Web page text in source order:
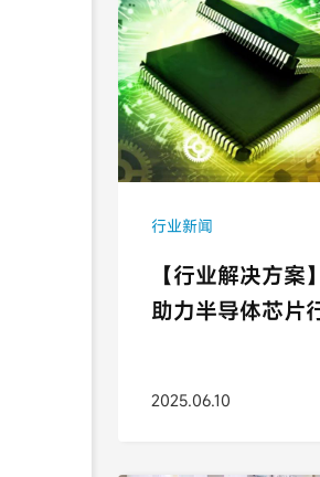
行业新闻
【行业解决方
助力半导体芯片
2025.06.10